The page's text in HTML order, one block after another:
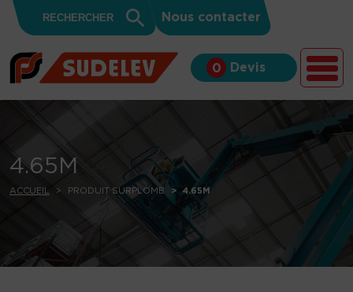
Skip to content
for:
Search
Button
Nous contacter
0 Devis
4.65M
ACCUEIL PRODUIT SURPLOMB 4.65M